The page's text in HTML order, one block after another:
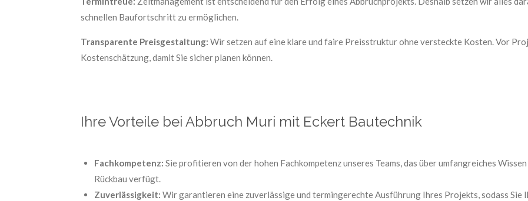
schnellen Baufortschritt zu ermöglichen.
Transparente Preisgestaltung: Wir setzen auf eine klare und faire Preisstruktur ohne versteckte Kosten. Vor
Kostenschätzung, damit Sie sicher planen können.
Ihre Vorteile bei Abbruch Muri mit Eckert Bautechnik
Fachkompetenz: Sie profitieren von der hohen Fachkompetenz unseres Teams, das über umfangreiches
Rückbau verfügt.
Zuverlässigkeit: Wir garantieren eine zuverlässige und termingerechte Ausführung Ihres Projekts, sodass Sie